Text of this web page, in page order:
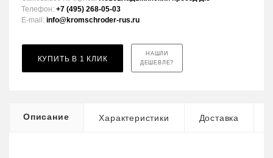
Телефон: +7 (495) 268-05-03
E-mail: info@kromschroder-rus.ru
КУПИТЬ В 1 КЛИК
НАШЛИ
ДЕШЕВЛЕ?
Описание Характеристики Доставка